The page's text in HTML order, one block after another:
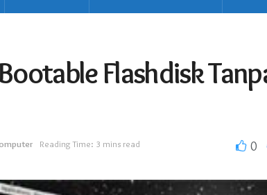
Flashdisk
Reading Time: 3 mins read 0